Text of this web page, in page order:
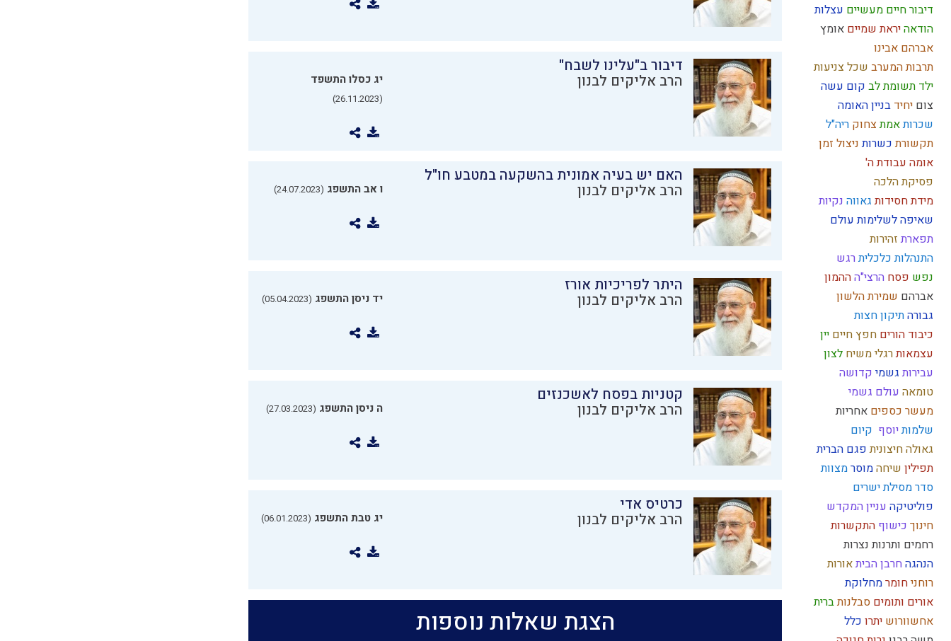
דיבורחיים מעשיים עצלות
הודאהיראת שמיים אומץ
אברהם אבינו
תרבות המערב שכלצניעות
ילד תשומת לב קום עשה
צום יחיד בניין האומה
שכרותאמתצחוק ריה"ל
תקשורתכשרותניצול זמן
אומה עבודת ה'
פסיקת הלכה
מידת חסידותגאווה נקיות
שאיפה לשלימותעולם
תפארת זהירות
התנהלות כלכליתרגש
נפש פסח הרצי"הההמון
אברהם שמירת הלשון
גבורהתיקון חצות
כיבוד הורים חפץ חיים יין
עצמאותרגלי משיח לצון
עבירות גשמי קדושה
טומאה עולם גשמי
מעשר כספים אחריות
שלמותיוסף קיום
גאולה חיצוניתפגם הברית
תפילין שיחהמוסרמצוות
סדר מסילת ישרים
פוליטיקה עניין המקדש
חינוך כישוף התקשרות
רחמים ותרנותנצרות
הנהגה חרבן הביתאורות
רוחניחומרמחלוקת
אורים ותומים סבלנותברית
אחשוורוש יתרו כלל
דיבור ב"עלינו לשבח"
הרב אליקים לבנון יג כסלו התשפד
(26.11.2023)
האם יש בעיה אמונית בהשקעה במטבע חו"ל
הרב אליקים לבנון ו אב התשפג (24.07.2023)
היתר לפריכיות אורז
הרב אליקים לבנון יד ניסן התשפג (05.04.2023)
קטניות בפסח לאשכנזים
הרב אליקים לבנון ה ניסן התשפג (27.03.2023)
כרטיס אדי
הרב אליקים לבנון יג טבת התשפג (06.01.2023)
הצגת שאלות נוספות